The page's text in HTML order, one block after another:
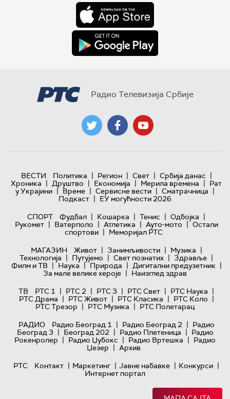
Радио Телевизија Србије
ВЕСТИ Политика | Регион | Свет | Србија данас |
Хроника | Друштво | Економија | Мерила времена | Рат
у Украјини | Време | Сервисне вести | Сматрачница |
Подкаст | ЕУ могућности 2026
СПОРТ
Фудбал | Кошарка | Тенис | Одбојка |
Рукомет | Ватерполо | Атлетика | Ауто-мото | Остали
спортови | Меморијал РТС
МАГАЗИН
Живот | Занимљивости | Музика |
Технологијa | Путујемо | Свет познатих | Здравље |
Филм и ТВ | Наука | Природа | Дигитални предузетник |
За мале велике хероје | Наизглед здрав
ТВ
РТС 1 | РТС 2 | РТС 3 | РТС Свет | РТС Наука |
РТС Драма | РТС Живот | РТС Класика | РТС Коло |
РТС Трезор | РТС Музика | РТС Полетарац
РАДИО
Радио Београд 1 | Радио Београд 2 | Радио
Београд 3 | Београд 202 | Радио Плетеница | Радио
Рокенролер | Радио Џубокс | Радио Вртешка | Радио
Џезер | Архив
РТС
Контакт | Маркетинг | Јавне набавке | Конкурси |
Интернет портал